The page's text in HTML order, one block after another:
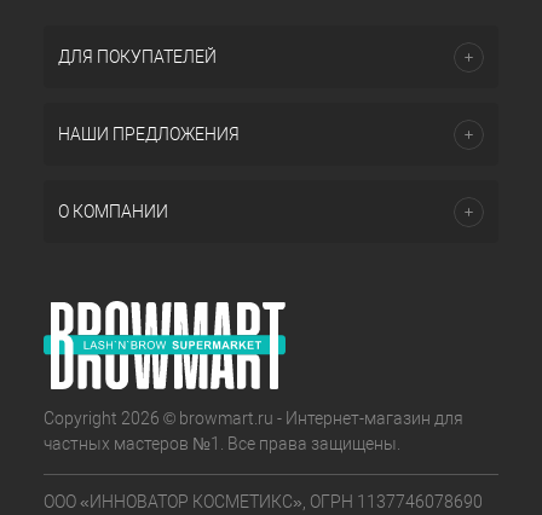
ДЛЯ ПОКУПАТЕЛЕЙ
НАШИ ПРЕДЛОЖЕНИЯ
О КОМПАНИИ
Copyright 2026 © browmart.ru - Интернет-магазин для
частных мастеров №1. Все права защищены.
ООО «ИННОВАТОР КОСМЕТИКС», ОГРН 1137746078690